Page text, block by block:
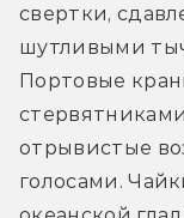
свертки,
шутливыми
Портовые
отрывистые
голосами.